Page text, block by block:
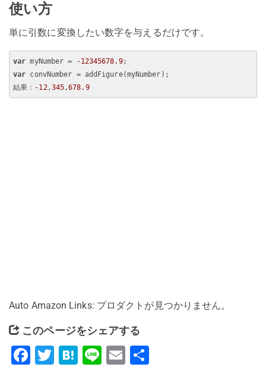
使い方
単に引数に変換したい数字を与えるだけです。
var myNumber = -12345678.9
var convNumber = addFigure(myNumber);
結果： -12,345 ,678.9
Auto Amazon Links: プロダクトが見つかりません。
このページをシェアする
Facebook
Twitter
Hatena
LineEmail